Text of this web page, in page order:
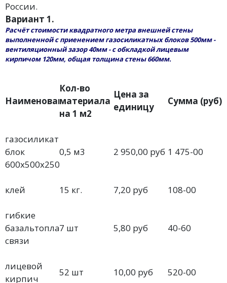
России.
Вариант 1.
Расчёт стоимости квадратного метра внешней стены
выполненной с приенением газосиликатных блоков 500мм -
вентиляционный зазор 40мм - с обкладкой лицевым
кирпичом 120мм, общая толщина стены 660мм.
Наименоване
Кол-во
материала
на 1 м2
Цена за
единицу
Сумма (руб)
газосиликатный
блок
600х500х250мм
0,5 м3 2 950,00 руб 1 475-00
клей 15 кг. 7,20 руб 108-00
гибкие
базальтопластиковые
связи
7 шт 5,80 руб 40-60
лицевой
кирпич
52 шт 10,00 руб 520-00